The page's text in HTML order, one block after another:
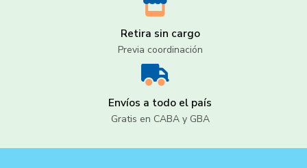
Retira sin cargo
Previa coordinación
Envíos a todo el país
Gratis en CABA y GBA